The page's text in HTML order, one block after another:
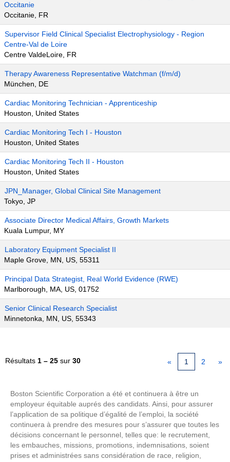
Occitanie
Occitanie, FR
Supervisor Field Clinical Specialist Electrophysiology - Region
Centre-Val de Loire
Centre ValdeLoire, FR
Therapy Awareness Representative Watchman (f/m/d)
München, DE
Cardiac Monitoring Technician - Apprenticeship
Houston, United States
Cardiac Monitoring Tech I - Houston
Houston, United States
Cardiac Monitoring Tech II - Houston
Houston, United States
JPN_Manager, Global Clinical Site Management
Tokyo, JP
Associate Director Medical Affairs, Growth Markets
Kuala Lumpur, MY
Laboratory Equipment Specialist II
Maple Grove, MN, US, 55311
Principal Data Strategist, Real World Evidence (RWE)
Marlborough, MA, US, 01752
Senior Clinical Research Specialist
Minnetonka, MN, US, 55343
Résultats 1 – 25 sur 30 « 1 2 »
Boston Scientific Corporation a été et continuera à être un
employeur équitable auprés des candidats. Ainsi, pour assurer
l’application de sa politique d’égalité de l’emploi, la société
continuera à prendre des mesures pour s’assurer que toutes les
décisions concernant le personnel, telles que: le recrutement,
les embauches, missions, promotions, indemnisations, soient
prises et administrées sans considération de race, religion,